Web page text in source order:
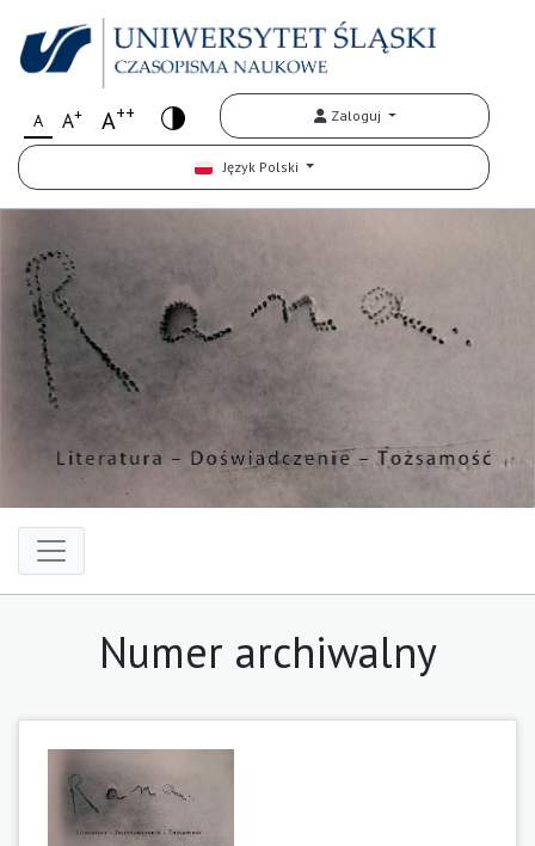
A A+ A++ Zaloguj
Język Polski
Numer archiwalny